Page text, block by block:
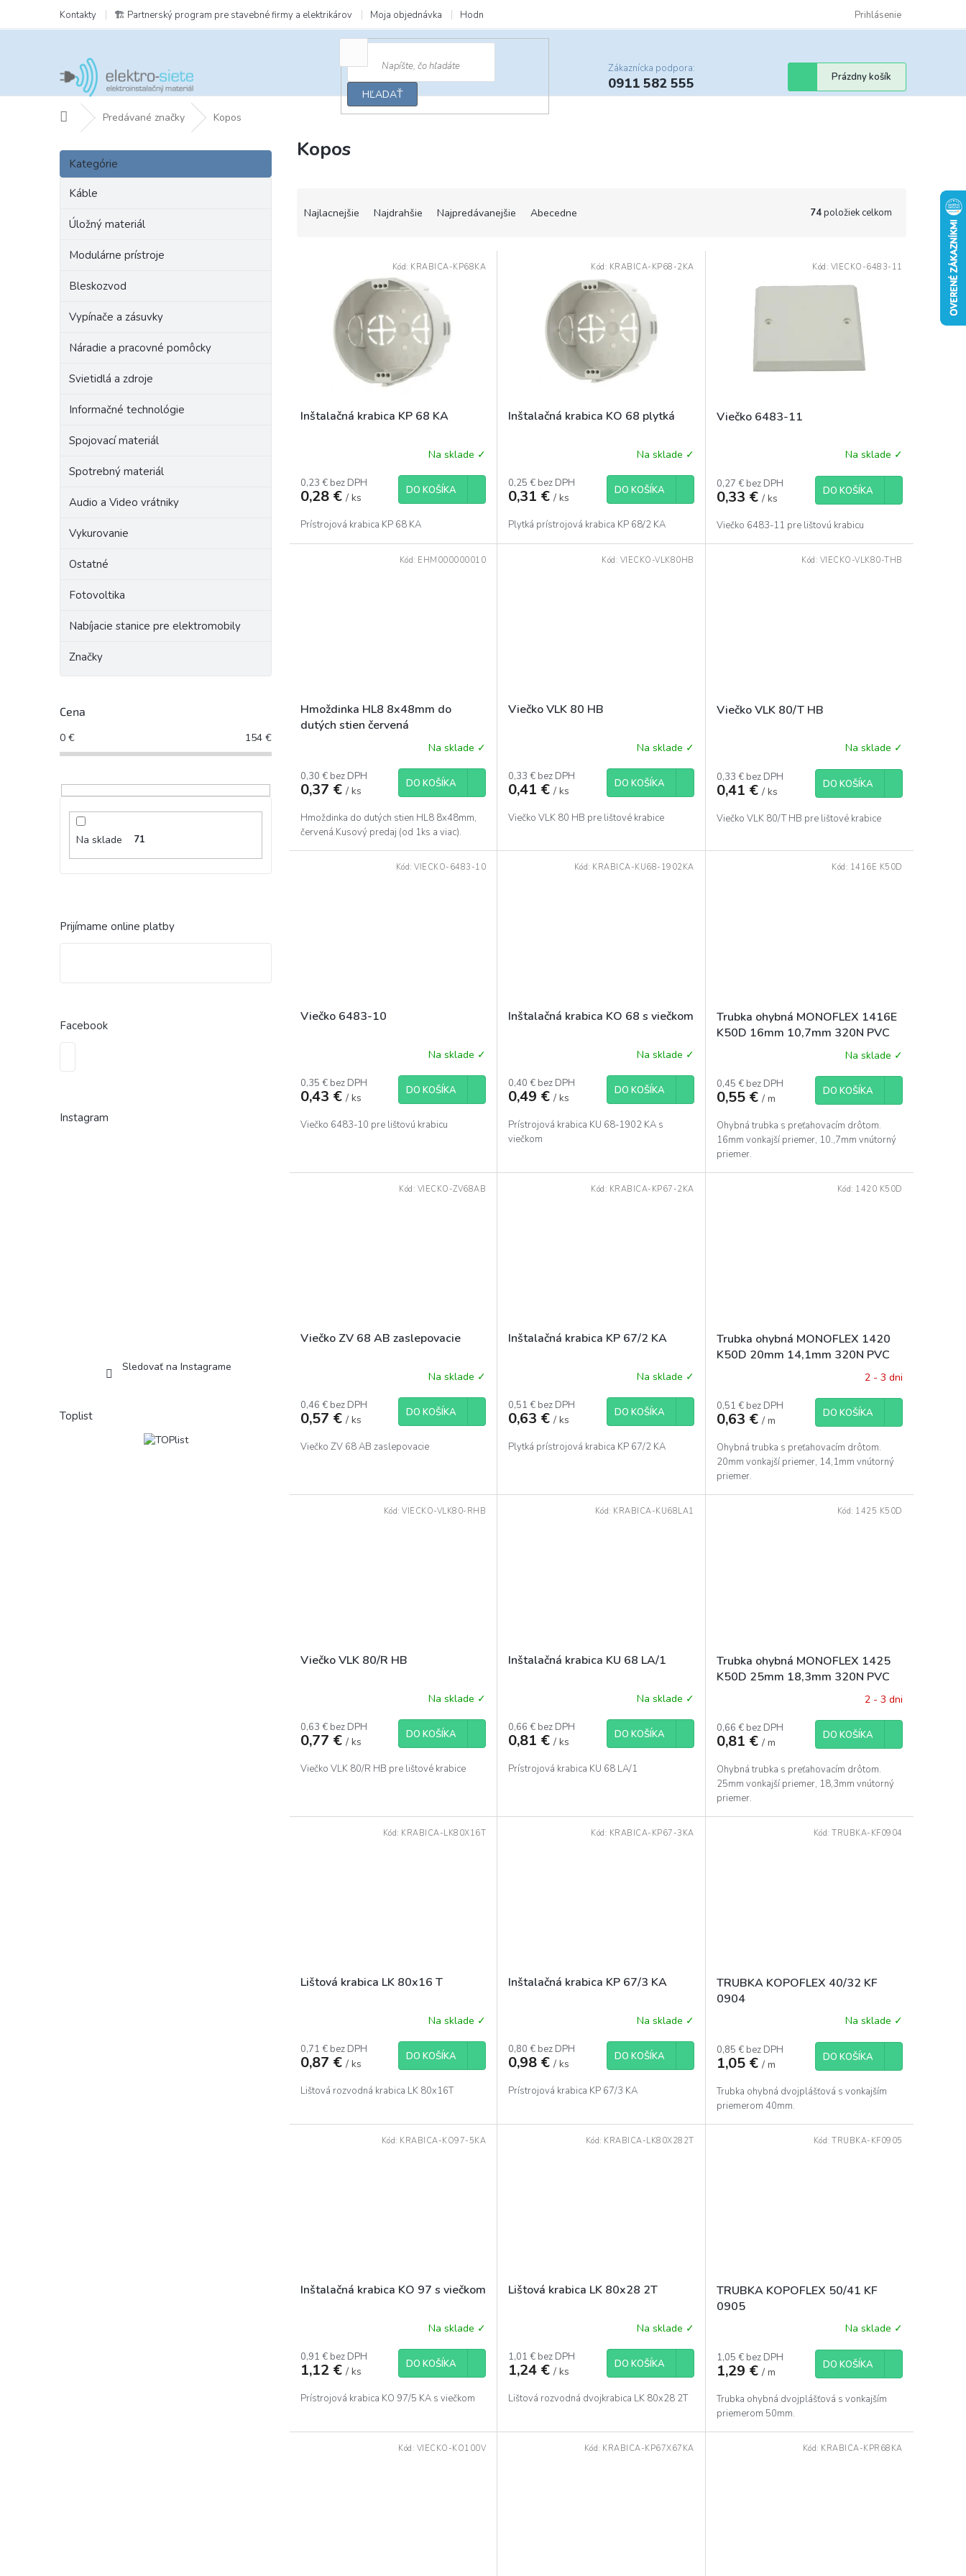
obsah
Kontakty 🏗️ Partnerský program pre stavebné firmy a elektrikárov Moja objednávka Hodnotenie obchodu Obchodné podmienky
Prihlásenie
HĽADAŤ
Zákaznícka podpora:
0911 582 555
Nákupný
košík
Prázdny košík
DomovPredávané značky Kopos
B
č
Preskočiť
kategórie
Kategórie
Káble
Úložný materiál
Modulárne prístroje
Bleskozvod
Vypínače a zásuvky
Náradie a pracovné pomôcky
Svietidlá a zdroje
Informačné technológie
Spojovací materiál
Spotrebný materiál
Audio a Video vrátniky
Vykurovanie
Ostatné
Fotovoltika
Nabíjacie stanice pre elektromobily
Značky
Cena
0 € 154 €
Na sklade 71
Prijímame online platby
Facebook
Instagram
Sledovať na Instagrame
Toplist
Kopos
o
Najlacnejšie Najdrahšie Najpredávanejšie Abecedne 74položiek celkom
kInštalačná krabica KP 68 KA
Na sklade ✓
0,23 € bez DPH
0,28 € / ks
DO KOŠÍKA
Prístrojová krabica KP 68 KA
Kód: KRABICA-KP68KA
Inštalačná krabica KO 68 plytká
Na sklade ✓
0,25 € bez DPH
0,31 €/ ks
DO KOŠÍKA
Plytká prístrojová krabica KP 68/2 KA
Kód: KRABICA-KP68-2KA
Viečko 6483-11
Na sklade ✓
0,27 € bez DPH
0,33 € / ks
DO KOŠÍKA
Viečko 6483-11 pre lištovú krabicu
Kód: VIECKO-6483-11
Hmoždinka HL8 8x48mm do
dutých stien červená
Na sklade ✓
0,30 € bez DPH
0,37 € / ks
DO KOŠÍKA
Hmoždinka do dutých stien HL8 8x48mm,
červená.Kusový predaj (od 1ks a viac).
Kód: EHM000000010
Viečko VLK 80 HB
Na sklade ✓
0,33 € bez DPH
0,41 €/ ks
DO KOŠÍKA
Viečko VLK 80 HB pre lištové krabice
Kód: VIECKO-VLK80HB
Viečko VLK 80/T HB
Na sklade ✓
0,33 € bez DPH
0,41 € / ks
DO KOŠÍKA
Viečko VLK 80/T HB pre lištové krabice
Kód: VIECKO-VLK80-THB
Viečko 6483-10
Na sklade ✓
0,35 € bez DPH
0,43 € / ks
DO KOŠÍKA
Viečko 6483-10 pre lištovú krabicu
Kód:VIECKO-6483-10
Inštalačná krabica KO 68 s viečkom
Na sklade ✓
0,40 € bez DPH
0,49 €/ ks
DO KOŠÍKA
Prístrojová krabica KU 68-1902 KA s
viečkom
Kód: KRABICA-KU68-1902KA
Trubka ohybná MONOFLEX 1416E
K50D 16mm 10,7mm 320N PVC
Na sklade ✓
0,45 € bez DPH
0,55 € / m
DO KOŠÍKA
Ohybná trubka s preťahovacím drôtom.
16mm vonkajší priemer, 10.,7mm vnútorný
priemer.
Kód: 1416E K50D
Viečko ZV 68 AB zaslepovacie
Na sklade ✓
0,46 € bez DPH
0,57 € / ks
DO KOŠÍKA
Viečko ZV 68 AB zaslepovacie
Kód: VIECKO-ZV68AB
Inštalačná krabica KP 67/2 KA
Na sklade ✓
0,51 € bez DPH
0,63 €/ ks
DO KOŠÍKA
Plytká prístrojová krabica KP 67/2 KA
Kód: KRABICA-KP67-2KA
Trubka ohybná MONOFLEX 1420
K50D 20mm 14,1mm 320N PVC
2 - 3 dni
0,51 € bez DPH
0,63 € / m
DO KOŠÍKA
Ohybná trubka s preťahovacím drôtom.
20mm vonkajší priemer, 14,1mm vnútorný
priemer.
Kód: 1420 K50D
Viečko VLK 80/R HB
Na sklade ✓
0,63 € bez DPH
0,77 € / ks
DO KOŠÍKA
Viečko VLK 80/R HB pre lištové krabice
Kód:VIECKO-VLK80-RHB
Inštalačná krabica KU 68 LA/1
Na sklade ✓
0,66 € bez DPH
0,81 €/ ks
DO KOŠÍKA
Prístrojová krabica KU 68 LA/1
Kód: KRABICA-KU68LA1
Trubka ohybná MONOFLEX 1425
K50D 25mm 18,3mm 320N PVC
2 - 3 dni
0,66 € bez DPH
0,81 € / m
DO KOŠÍKA
Ohybná trubka s preťahovacím drôtom.
25mm vonkajší priemer, 18,3mm vnútorný
priemer.
Kód: 1425 K50D
Lištová krabica LK 80x16 T
Na sklade ✓
0,71 € bez DPH
0,87 € / ks
DO KOŠÍKA
Lištová rozvodná krabica LK 80x16T
Kód: KRABICA-LK80X16T
Inštalačná krabica KP 67/3 KA
Na sklade ✓
0,80 € bez DPH
0,98 €/ ks
DO KOŠÍKA
Prístrojová krabica KP 67/3 KA
Kód: KRABICA-KP67-3KA
TRUBKA KOPOFLEX 40/32 KF
0904
Na sklade ✓
0,85 € bez DPH
1,05 € / m
DO KOŠÍKA
Trubka ohybná dvojplášťová s vonkajším
priemerom 40mm.
Kód:TRUBKA-KF0904
Inštalačná krabica KO 97 s viečkom
Na sklade ✓
0,91 € bez DPH
1,12 € / ks
DO KOŠÍKA
Prístrojová krabica KO 97/5 KA s viečkom
Kód: KRABICA-KO97-5KA
Lištová krabica LK 80x28 2T
Na sklade ✓
1,01 € bez DPH
1,24 €/ ks
DO KOŠÍKA
Lištová rozvodná dvojkrabica LK 80x28 2T
Kód: KRABICA-LK80X282T
TRUBKA KOPOFLEX 50/41 KF
0905
Na sklade ✓
1,05 € bez DPH
1,29 € / m
DO KOŠÍKA
Trubka ohybná dvojplášťová s vonkajším
priemerom 50mm.
Kód:TRUBKA-KF0905
Kód: VIECKO-KO100V Kód: KRABICA-KP67X67KA Kód: KRABICA-KPR68KA